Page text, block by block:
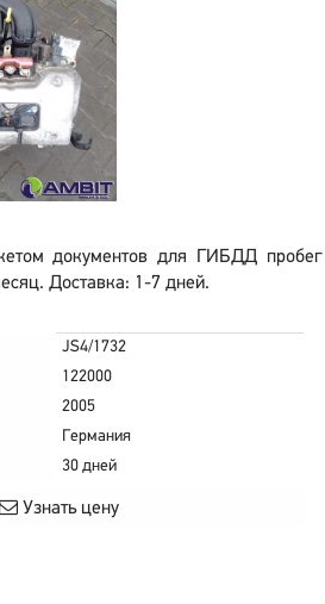
документов для ГИБДД пробег
Доставка: 1-7 дней.
JS4/1732
122000
2005
Германия
30 дней
Узнать цену